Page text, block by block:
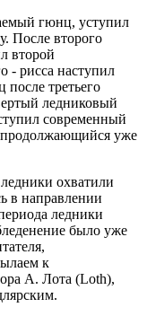
гюнц, уступил
После второго
второй
- рисса наступил
третьего
ледниковый
современный
продолжающийся уже
охватили
в направлении
ледники
было уже
к
А. Лота (Loth),